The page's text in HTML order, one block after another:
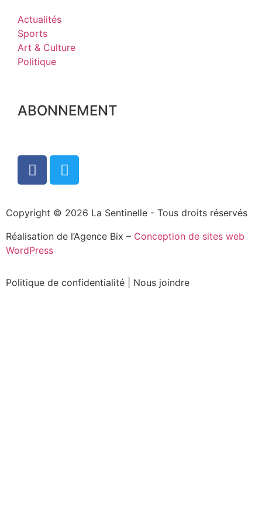
Actualités
Sports
Art & Culture
Politique
ABONNEMENT
Copyright © 2026 La Sentinelle - Tous droits réservés
Réalisation de l’Agence Bix – Conception de sites web
WordPress
Politique de confidentialité Nous joindre